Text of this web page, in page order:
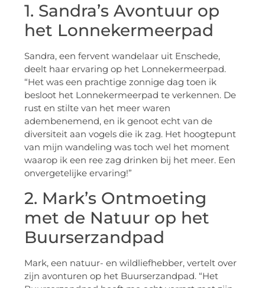
1. Sandra’s Avontuur op
het Lonnekermeerpad
Sandra, een fervent wandelaar uit Enschede,
deelt haar ervaring op het Lonnekermeerpad.
“Het was een prachtige zonnige dag toen ik
besloot het Lonnekermeerpad te verkennen. De
rust en stilte van het meer waren
adembenemend, en ik genoot echt van de
diversiteit aan vogels die ik zag. Het hoogtepunt
van mijn wandeling was toch wel het moment
waarop ik een ree zag drinken bij het meer. Een
onvergetelijke ervaring!”
2. Mark’s Ontmoeting
met de Natuur op het
Buurserzandpad
Mark, een natuur- en wildliefhebber, vertelt over
zijn avonturen op het Buurserzandpad. “Het